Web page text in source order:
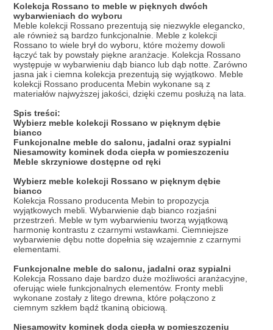
Kolekcja Rossano to meble w pięknych dwóch
wybarwieniach do wyboru
Meble kolekcji Rossano prezentują się niezwykle elegancko,
ale również są bardzo funkcjonalnie. Meble z kolekcji
Rossano to wiele brył do wyboru, które możemy dowoli
łączyć tak by powstały piękne aranżacje. Kolekcja Rossano
występuje w wybarwieniu dąb bianco lub dąb notte. Zarówno
jasna jak i ciemna kolekcja prezentują się wyjątkowo. Meble
kolekcji Rossano producenta Mebin wykonane są z
materiałów najwyższej jakości, dzięki czemu posłużą na lata.
Spis treści:
Wybierz meble kolekcji Rossano w pięknym dębie
bianco
Funkcjonalne meble do salonu, jadalni oraz sypialni
Niesamowity kominek doda ciepła w pomieszczeniu
Meble skrzyniowe dostępne od ręki
Wybierz meble kolekcji Rossano w pięknym dębie
bianco
Kolekcja Rossano producenta Mebin to propozycja
wyjątkowych mebli. Wybarwienie dąb bianco rozjaśni
przestrzeń. Meble w tym wybarwieniu tworzą wyjątkową
harmonię kontrastu z czarnymi wstawkami. Ciemniejsze
wybarwienie dębu notte dopełnia się wzajemnie z czarnymi
elementami.
Funkcjonalne meble do salonu, jadalni oraz sypialni
Kolekcja Rossano daje bardzo duże możliwości aranżacyjne,
oferując wiele funkcjonalnych elementów. Fronty mebli
wykonane zostały z litego drewna, które połączono z
ciemnym szkłem bądź tkaniną obiciową.
Niesamowity kominek doda ciepła w pomieszczeniu